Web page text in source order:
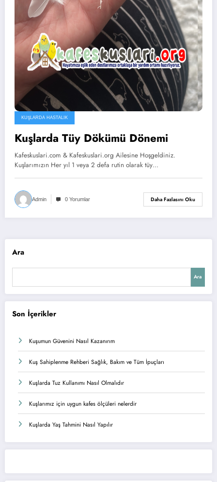
KUŞLARDA HASTALIK
Kuşlarda Tüy Dökümü Dönemi
Kafeskuslari.com & Kafeskuslari.org Ailesine Hoşgeldiniz.
Kuşlarımızın Her yıl 1 veya 2 defa rutin olarak tüy…
Admin 0 Yorumlar Daha Fazlasını Oku
Ara
Ara
Son İçerikler
Kuşumun Güvenini Nasıl Kazanırım
Kuş Sahiplenme Rehberi Sağlık, Bakım ve Tüm İpuçları
Kuşlarda Tuz Kullanımı Nasıl Olmalıdır
Kuşlarımız için uygun kafes ölçüleri nelerdir
Kuşlarda Yaş Tahmini Nasıl Yapılır